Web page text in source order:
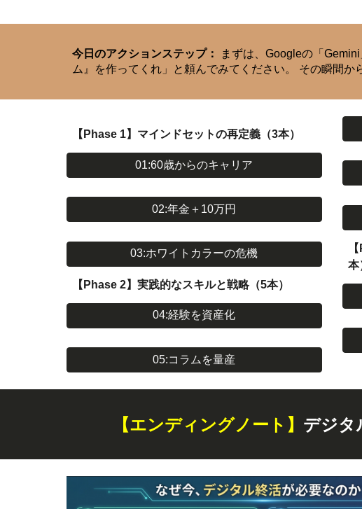
今日のアクションステップ：
まずは、Googleの「
ム』を作ってくれ」と頼んでみてください。 その瞬間
【Phase 1】マインドセットの再定義（3本）
01:60歳からのキャリア
02:年金＋10万円
03:ホワイトカラーの危機
【Phase 2】実践的なスキルと戦略（5本）
04:経験を資産化
05:コラムを量産
本
【エンディングノート】 デジタ